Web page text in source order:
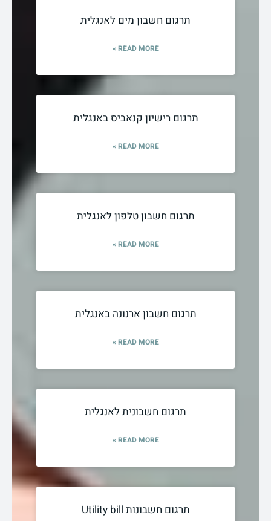
תרגום חשבון מים לאנגלית
READ MORE »
תרגום רישיון קנאביס באנגלית
READ MORE »
תרגום חשבון טלפון לאנגלית
READ MORE »
תרגום חשבון ארנונה באנגלית
READ MORE »
תרגום חשבונית לאנגלית
READ MORE »
תרגום חשבונות Utility bill